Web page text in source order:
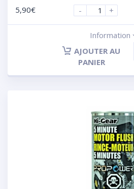
5,90€
-
+
Information
AJOUTER AU
PANIER